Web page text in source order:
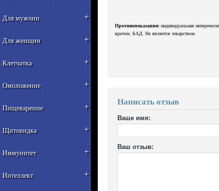
Для мужчин +
Для женщин +
Клетчатка +
Омоложение +
Пищеварение +
Щитовидка +
Иммунитет +
Интеллект +
Противопоказания: индивидуальная
врачом. БАД. Не является лекарством.
Написать отзыв
Ваше имя:
Ваш отзыв: